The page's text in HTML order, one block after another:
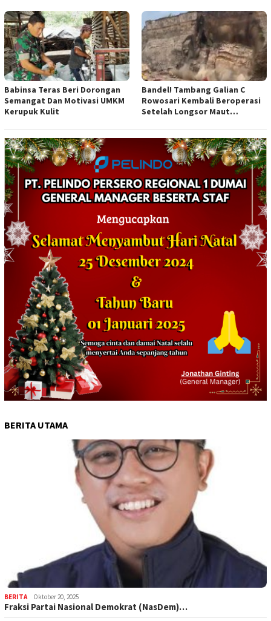
Anggaran
Babinsa Teras Beri Dorongan
Semangat Dan Motivasi UMKM
Kerupuk Kulit
Bandel! Tambang Galian C
Rowosari Kembali Beroperasi
Setelah Longsor Maut
BERITA UTAMA
BERITA Oktober 20, 2025
Fraksi Partai Nasional Demokrat (NasDem)…